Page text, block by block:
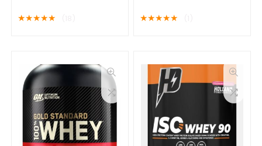
proteine repen (1440
gram) – 60g per stuk –
★★★★★
Poeder – Whey Protein –
40 shakes (1000 gram)
★★★★★